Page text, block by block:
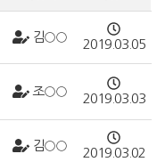
김○○
2019.03.05
조○○
2019.03.03
김○○
2019.03.02